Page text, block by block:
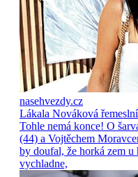
nasehvezdy.cz
Lákala Nováková
Tohle nemá konce! O
(44) a Vojtěchem
by doufal, že horká zem u
vychladne,